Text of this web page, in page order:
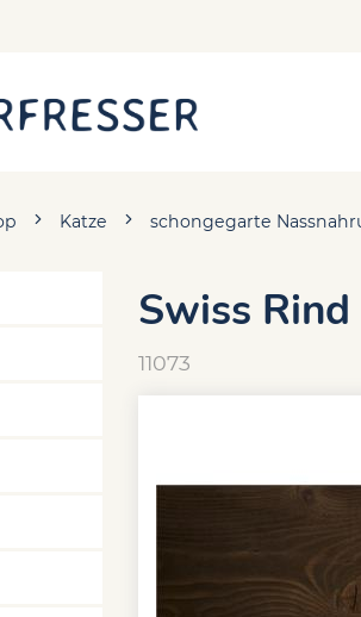
Katze schongegarte
Swiss
11073